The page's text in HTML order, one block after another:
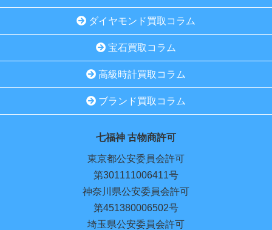
ダイヤモンド買取コラム
宝石買取コラム
高級時計買取コラム
ブランド買取コラム
七福神 古物商許可
東京都公安委員会許可
第301111006411号
神奈川県公安委員会許可
第451380006502号
埼玉県公安委員会許可